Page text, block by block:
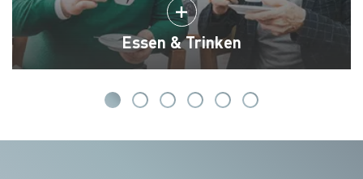
Essen & Trinken